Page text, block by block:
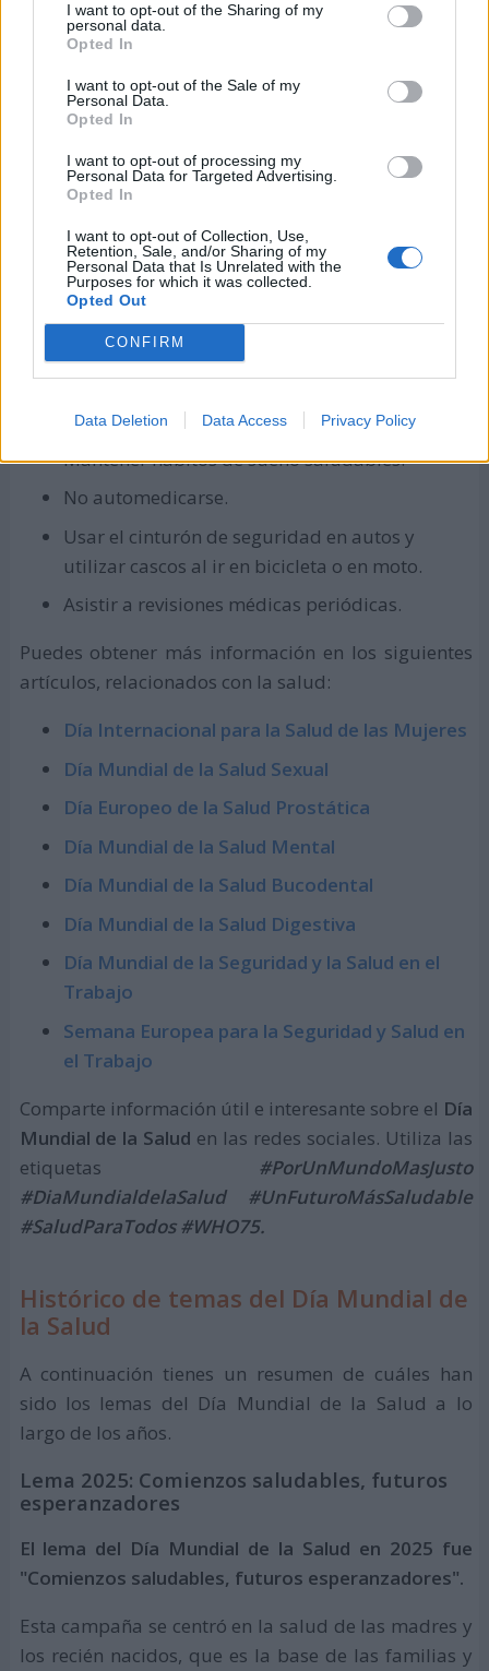
I want to opt-out of the Sharing of my
personal data.
Opted In
I want to opt-out of the Sale of my
Personal Data.
Opted In
I want to opt-out of processing my
Personal Data for Targeted Advertising.
Opted In
I want to opt-out of Collection, Use,
Retention, Sale, and/or Sharing of my
Personal Data that Is Unrelated with the
Purposes for which it was collected.
Opted Out
CONFIRM
Data Deletion Data Access Privacy Policy
Alimentarse balanceadamente. Evitar el
consumo de alimentos y bebidas altamente
Hacer ejercicios regularmente.
estupefacientes.
en bicicleta.
Mantener hábitos personales de higiene y
limpieza diarios.
Apagar las luces que no se estén utilizando en
el hogar.
Gestionar el manejo del estrés y la ansiedad.
Mantener hábitos de sueño saludables.
No automedicarse.
Usar el cinturón de seguridad en autos y
utilizar cascos al ir en bicicleta o en moto.
Asistir a revisiones médicas periódicas.
Puedes obtener más información en los siguientes
artículos, relacionados con la salud:
Día Internacional para la Salud de las Mujeres
Día Mundial de la Salud Sexual
Día Europeo de la Salud Prostática
Día Mundial de la Salud Mental
Día Mundial de la Salud Bucodental
Día Mundial de la Salud Digestiva
Día Mundial de la Seguridad y la Salud en el
Trabajo
Semana Europea para la Seguridad y Salud en
el Trabajo
Comparte información útil e interesante sobre el Día
Mundial de la Salud en las redes sociales. Utiliza las
etiquetas #PorUnMundoMasJusto
#DiaMundialdelaSalud #UnFuturoMásSaludable
#SaludParaTodos #WHO75.
Histórico de temas del Día Mundial de
la Salud
A continuación tienes un resumen de cuáles han
sido los lemas del Día Mundial de la Salud a lo
largo de los años.
Lema 2025: Comienzos saludables, futuros
esperanzadores
El lema del Día Mundial de la Salud en 2025 fue
"Comienzos saludables, futuros esperanzadores".
Esta campaña se centró en la salud de las madres y
los recién nacidos, que es la base de las familias y